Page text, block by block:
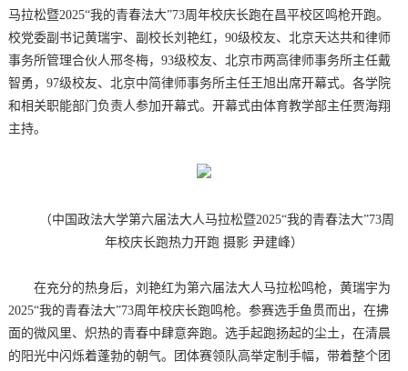
马拉松暨2025“我的青春法大”73周年校庆长跑在昌平校区鸣枪开跑。
校党委副书记黄瑞宇、副校长刘艳红，90级校友、北京天达共和律师
事务所管理合伙人邢冬梅，93级校友、北京市两高律师事务所主任戴
智勇，97级校友、北京中简律师事务所主任王旭出席开幕式。各学院
和相关职能部门负责人参加开幕式。开幕式由体育教学部主任贾海翔
主持。
（中国政法大学第六届法大人马拉松暨2025“我的青春法大”73周
年校庆长跑热力开跑 摄影 尹建峰）
在充分的热身后，刘艳红为第六届法大人马拉松鸣枪，黄瑞宇为
2025“我的青春法大”73周年校庆长跑鸣枪。参赛选手鱼贯而出，在拂
面的微风里、炽热的青春中肆意奔跑。选手起跑扬起的尘土，在清晨
的阳光中闪烁着蓬勃的朝气。团体赛领队高举定制手幅，带着整个团